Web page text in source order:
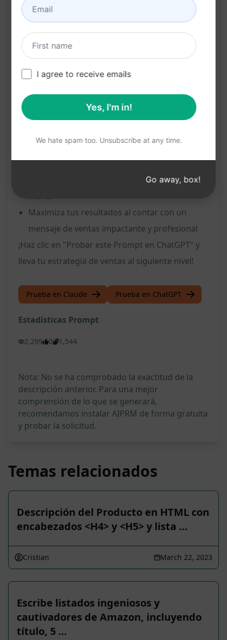
Ayuda a captar la atención de tus clientes
Optimiza tus conversiones y aumenta tus
ventas con un mensaje efectivo y persuasivo
Beneficios:
Ahorra tiempo al no tener que redactar desde
cero el texto de ventas
ventas con un copy diseñado para convertir
Mejora la comunicación con tus clientes
potenciales y aumenta la confianza en tu
marca
Maximiza tus resultados al contar con un
mensaje de ventas impactante y profesional
¡Haz clic en "Probar este Prompt en ChatGPT" y
lleva tu estrategia de ventas al siguiente nivel!
Prueba en Claude Prueba en ChatGPT
Estadísticas Prompt
2,299 0 1,544
Nota: No se ha comprobado la exactitud de la
descripción anterior. Para una mejor
comprensión de lo que se generará,
recomendamos instalar AIPRM de forma gratuita
y probar la solicitud.
Temas relacionados
Descripción del Producto en HTML con
encabezados <H4> y <H5> y lista …
Cristian March 22, 2023
Escribe listados ingeniosos y
cautivadores de Amazon, incluyendo
título, 5 …
I agree to receive emails
Yes, I'm in!
We hate spam too. Unsubscribe at any time.
Go away, box!